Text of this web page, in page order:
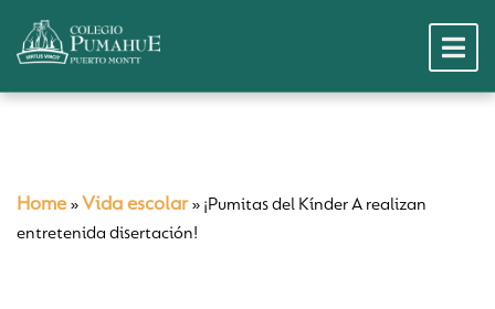
Home » Vida escolar» ¡Pumitas del Kínder A realizan
entretenida disertación!